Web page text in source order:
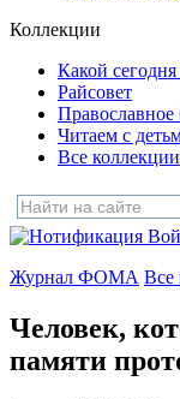
Коллекции
Какой
Райсовет
Православное
Читаем с
Все коллекции
Журнал ФОМА Все
Человек,
памяти